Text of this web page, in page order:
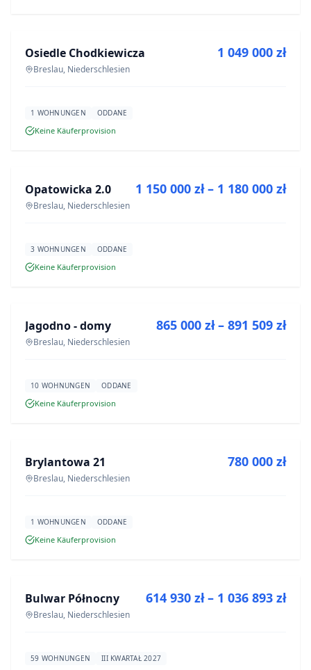
NEUBAU
Osiedle Chodkiewicza
Breslau, Niederschlesien
1 049 000 zł
1 WOHNUNGEN ODDANE
Keine Käuferprovision
NEUBAU
Opatowicka 2.0
Breslau, Niederschlesien
1 150 000 zł – 1 180 000 zł
3 WOHNUNGEN ODDANE
Keine Käuferprovision
NEUBAU
Jagodno - domy
Breslau, Niederschlesien
865 000 zł – 891 509 zł
10 WOHNUNGEN ODDANE
Keine Käuferprovision
NEUBAU
Brylantowa 21
Breslau, Niederschlesien
780 000 zł
1 WOHNUNGEN ODDANE
Keine Käuferprovision
NEUBAU
Bulwar Północny
Breslau, Niederschlesien
614 930 zł – 1 036 893 zł
59 WOHNUNGEN III KWARTAŁ 2027